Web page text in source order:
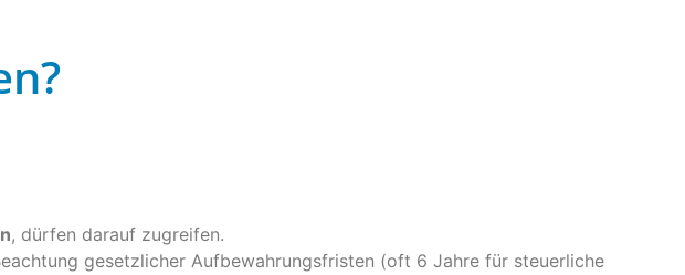
, dürfen darauf zugreifen.
gesetzlicher Aufbewahrungsfristen (oft 6 Jahre für steuerliche